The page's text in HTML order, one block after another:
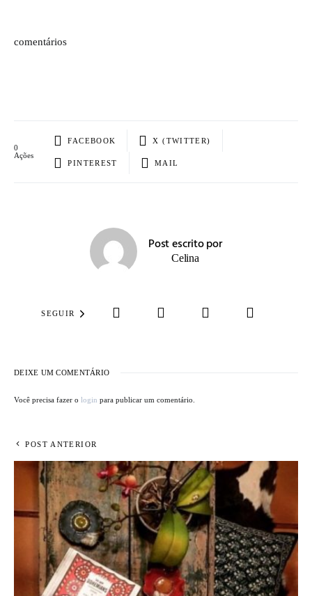
comentários
0
Ações
FACEBOOK X (TWITTER)
PINTEREST MAIL
Post escrito por
Celina
SEGUIR
DEIXE UM COMENTÁRIO
Você precisa fazer o login para publicar um comentário.
POST ANTERIOR